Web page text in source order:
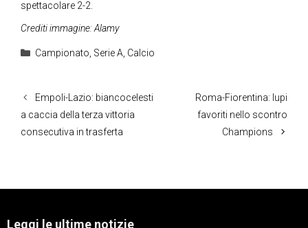
spettacolare 2-2.
Crediti immagine: Alamy
Categorie
Campionato, Serie A, Calcio
Empoli-Lazio: biancocelesti
a caccia della terza vittoria
consecutiva in trasferta
Roma-Fiorentina: lupi
favoriti nello scontro
Champions
Leggi le ultime notizie